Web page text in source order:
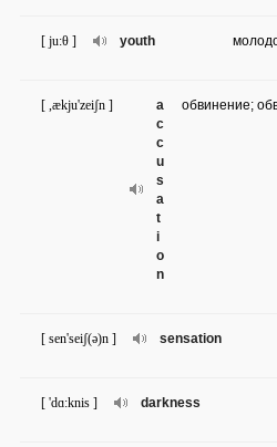
youth
[ ju:θ ]
a
c
c
u
s
a
t
i
o
n
[ ,ækju'zeiʃn ] обвинение;
sensation
[ sen'seiʃ(ə)n ]
darkness
[ 'dɑ:knis ]